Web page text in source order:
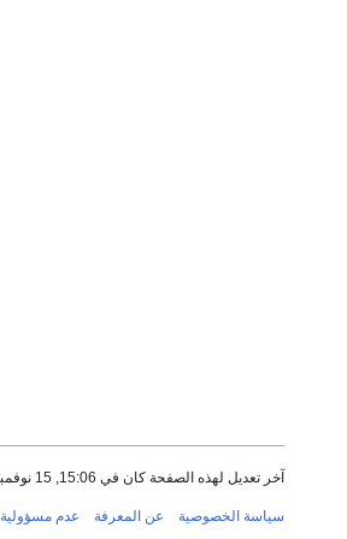
آخر تعديل لهذه الصفحة كان في 15:06, 15 نوفمبر 2013.
سياسة الخصوصية عن المعرفة عدم مسؤولية